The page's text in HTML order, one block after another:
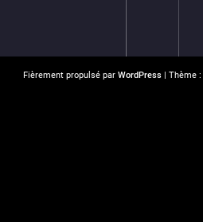
Fièrement propulsé par WordPress| Thème :